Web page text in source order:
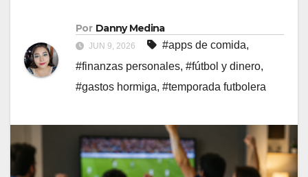
Por Danny Medina
JUN 9, 2026 #apps de comida,
#finanzas personales, #fútbol y dinero,
#gastos hormiga, #temporada futbolera